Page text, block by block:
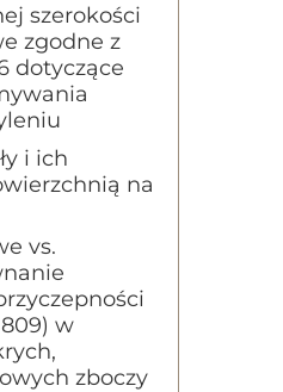
szerokości
zgodne z
dotyczące
i ich
na
vs.
w
zboczy